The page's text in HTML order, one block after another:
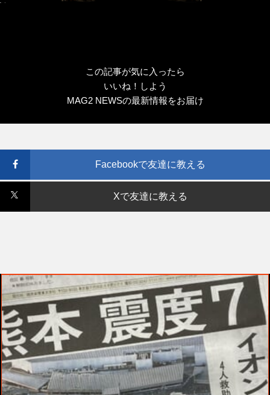
この記事が気に入ったら
いいね！しよう
MAG2 NEWSの最新情報をお届け
Facebookで友達に教える
Xで友達に教える